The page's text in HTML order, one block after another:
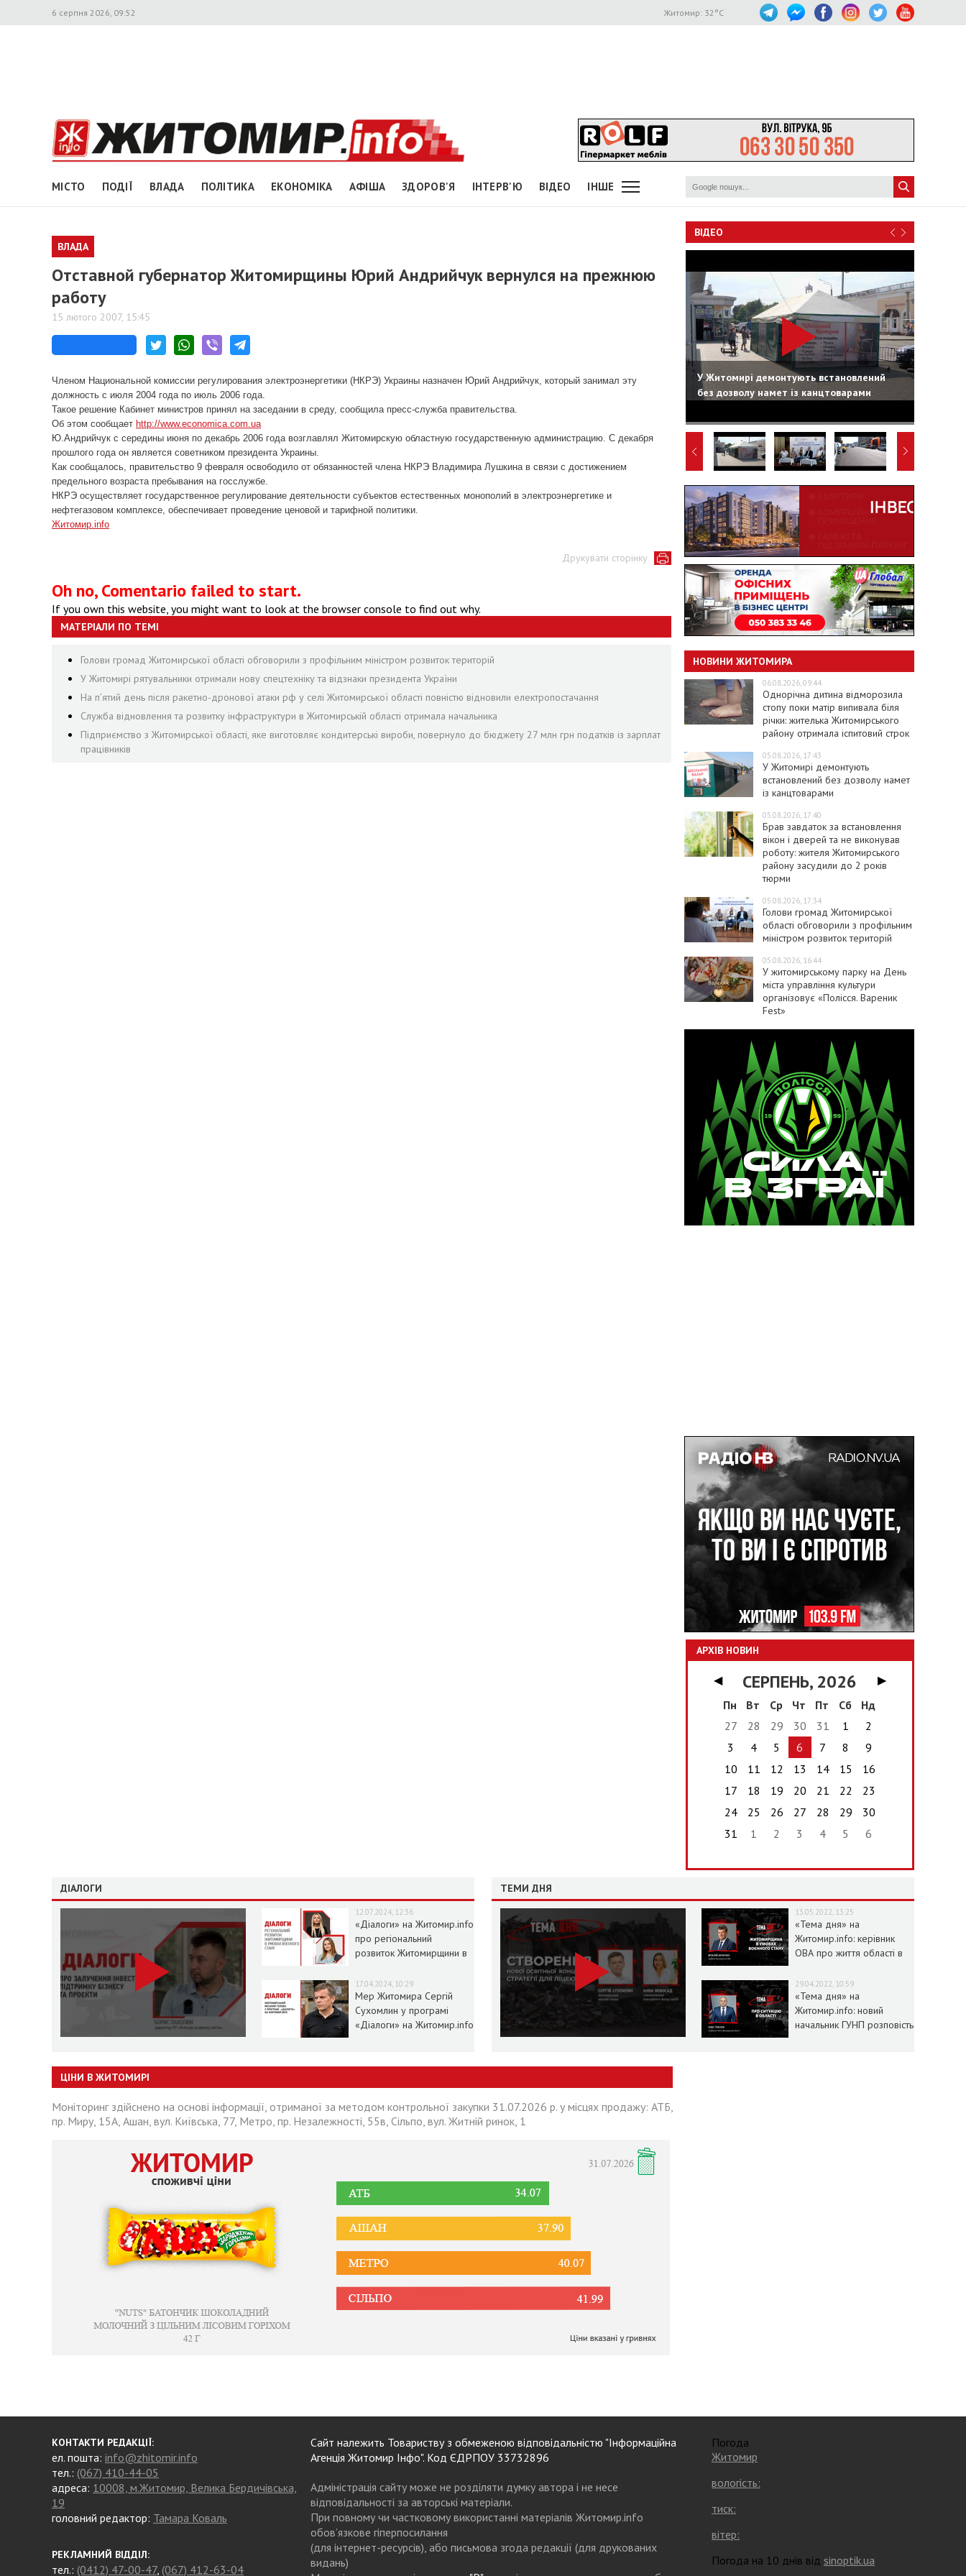
6 серпня 2026, 09:52 Житомир: 32 °C
МІСТО ПОДІЇ ВЛАДА ПОЛІТИКА ЕКОНОМІКА АФІША ЗДОРОВ'Я ІНТЕРВ'Ю ВІДЕО ІНШЕ
ВЛАДА
Отставной губернатор Житомирщины Юрий Андрийчук вернулся на прежнюю
работу
15 лютого 2007, 15:45
Членом Национальной комиссии регулирования электроэнергетики (НКРЭ) Украины назначен Юрий Андрийчук, который занимал эту
должность с июля 2004 года по июль 2006 года.
Такое решение Кабинет министров принял на заседании в среду, сообщила пресс-служба правительства.
Об этом сообщает http://www.economica.com.ua
Ю.Андрийчук с середины июня по декабрь 2006 года возглавлял Житомирскую областную государственную администрацию. С декабря
прошлого года он является советником президента Украины.
Как сообщалось, правительство 9 февраля освободило от обязанностей члена НКРЭ Владимира Лушкина в связи с достижением
предельного возраста пребывания на госслужбе.
НКРЭ осуществляет государственное регулирование деятельности субъектов естественных монополий в электроэнергетике и
нефтегазовом комплексе, обеспечивает проведение ценовой и тарифной политики.
Житомир.info
Друкувати сторінку
Oh no, Comentario failed to start.
If you own this website, you might want to look at the browser console to find out why.
МАТЕРІАЛИ ПО ТЕМІ
Голови громад Житомирської області обговорили з профільним міністром розвиток територій
У Житомирі рятувальники отримали нову спецтехніку та відзнаки президента України
На пʼятий день після ракетно-дронової атаки рф у селі Житомирської області повністю відновили електропостачання
Служба відновлення та розвитку інфраструктури в Житомирській області отримала начальника
Підприємство з Житомирської області, яке виготовляє кондитерські вироби, повернуло до бюджету 27 млн грн податків із зарплат
працівників
ВІДЕО
У Житомирі демонтують встановлений
без дозволу намет із канцтоварами
НОВИНИ ЖИТОМИРА
06.08.2026, 09:44
Однорічна дитина відморозила
стопу поки матір випивала біля
річки: жителька Житомирського
району отримала іспитовий строк
05.08.2026, 17:43
У Житомирі демонтують
встановлений без дозволу намет
із канцтоварами
05.08.2026, 17:40
Брав завдаток за встановлення
вікон і дверей та не виконував
роботу: жителя Житомирського
району засудили до 2 років
тюрми
05.08.2026, 17:34
Голови громад Житомирської
області обговорили з профільним
міністром розвиток територій
05.08.2026, 16:44
У житомирському парку на День
міста управління культури
організовує «Полісся. Вареник
Fest»
АРХІВ НОВИН
◀ СЕРПЕНЬ, 2026
▶
Пн
Вт Ср Чт Пт Сб
Нд
27
28 29 30 31 1
2
3
4 5 6 7 8
9
10
11 12 13 14 15
16
17
18 19 20 21 22
23
24
25 26 27 28 29
30
31
1 2 3 4 5 6
ДІАЛОГИ
12.07.2024, 12:36
«Діалоги» на Житомир.info
про регіональний
розвиток Житомирщини в
17.04.2024, 10:29
Мер Житомира Сергій
Сухомлин у програмі
«Діалоги» на Житомир.info
ТЕМИ ДНЯ
13.05.2022, 13:25
«Тема дня» на
Житомир.info: керівник
ОВА про життя області в
29.04.2022, 10:59
«Тема дня» на
Житомир.info: новий
начальник ГУНП розповість
ЦІНИ В ЖИТОМИРІ
Моніторинг здійснено на основі інформації, отриманої за методом контрольної закупки 31.07.2026 р. у місцях продажу: АТБ,
пр. Миру, 15А, Ашан, вул. Київська, 77, Метро, пр. Незалежності, 55в, Сільпо, вул. Житній ринок, 1
КОНТАКТИ РЕДАКЦІЇ:
ел. пошта: info@zhitomir.info
тел.: (067) 410-44-05
адреса: 10008, м.Житомир, Велика Бердичівська,
19
головний редактор: Тамара Коваль
РЕКЛАМНИЙ ВІДДІЛ:
тел.: (0412) 47-00-47, (067) 412-63-04
Сайт належить Товариству з обмеженою відповідальністю "Інформаційна
Агенція Житомир Інфо". Код ЄДРПОУ 33732896
Адміністрація сайту може не розділяти думку автора і не несе
відповідальності за авторські матеріали.
При повному чи частковому використанні матеріалів Житомир.info
обов’язкове гіперпосилання
(для інтернет-ресурсів), або письмова згода редакції (для друкованих
видань)
Погода
Житомир
вологість:
тиск:
вітер:
Погода на 10 днів від sinoptik.ua